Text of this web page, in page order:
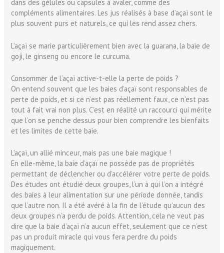
dans des gélules ou capsules à avaler, comme des
compléments alimentaires. Les jus réalisés à base d’açaï sont le
plus souvent purs et naturels, ce qui les rend assez chers.
L’açaï se marie particulièrement bien avec la guarana, la baie de
goji, le ginseng ou encore le curcuma.
Consommer de l’açaï active-t-elle la perte de poids ?
On entend souvent que les baies d’açaï sont responsables de
perte de poids, et si ce n’est pas réellement faux, ce n’est pas
tout à fait vrai non plus. C’est en réalité un raccourci qui mérite
que l’on se penche dessus pour bien comprendre les bienfaits
et les limites de cette baie.
L’açaï, un allié minceur, mais pas une baie magique !
En elle-même, la baie d’açaï ne possède pas de propriétés
permettant de déclencher ou d’accélérer votre perte de poids.
Des études ont étudié deux groupes, l’un à qui l’on a intégré
des baies à leur alimentation sur une période donnée, tandis
que l’autre non. Il a été avéré à la fin de l’étude qu’aucun des
deux groupes n’a perdu de poids. Attention, cela ne veut pas
dire que la baie d’açaï n’a aucun effet, seulement que ce n’est
pas un produit miracle qui vous fera perdre du poids
magiquement.